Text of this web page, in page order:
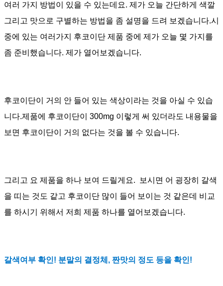
여러 가지 방법이 있을 수 있는데요. 제가 오늘 간단하게 색깔
그리고 맛으로 구별하는 방법을 좀 설명을 드려 보겠습니다.시
중에 있는 여러가지 후코이단 제품 중에 제가 오늘 몇 가지를
좀 준비했습니다. 제가 열어보겠습니다.
후코이단이 거의 안 들어 있는 색상이라는 것을 아실 수 있습
니다.제품에 후코이단이 300mg 이렇게 써 있더라도 내용물을
보면 후코이단이 거의 없다는 것을 볼 수 있습니다.
그리고 요 제품을 하나 보여 드릴게요. 보시면 어 굉장히 갈색
을 띠는 것도 같고 후코이단 많이 들어 보이는 것 같은데 비교
를 하시기 위해서 저희 제품 하나를 열어보겠습니다.
갈색여부 확인! 분말의 결정체 , 짠맛의 정도 등을 확인!